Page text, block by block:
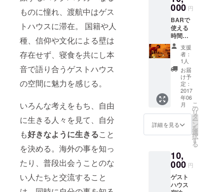
ものに憧れ、渡航中はゲス
トハウスに滞在。 国籍や人
種、信仰や文化による壁は
存在せず、寝食を共にし本
音で語り合うゲストハウス
の空間に魅力を感じる。
いろんな考えをもち、自由
に生きる人々を見て、自分
も好きなように生きること
を決める。海外の事を知っ
たり、普段出会うことのな
い人たちと交流すること
000 円
BARで
使える
時間無
制限飲
み放題
券４枚
をリ
ターン
として
お返し
しま
す。
支援
者：
1人
お届
け予
定：
2017
年06
月
詳細を見る
こ
の
リ
タ
ー
ン
を
選
択
す
る
10,
000 円
ゲスト
ハウス